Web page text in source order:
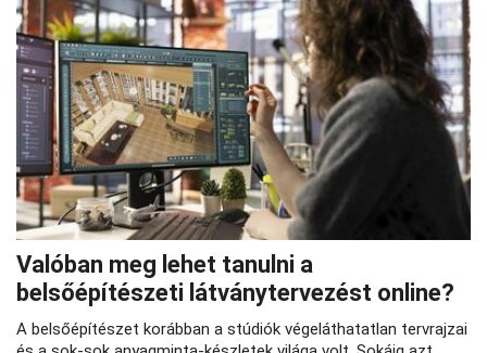
Valóban meg lehet tanulni a
belsőépítészeti látványtervezést online?
A belsőépítészet korábban a stúdiók végeláthatatlan tervrajzai